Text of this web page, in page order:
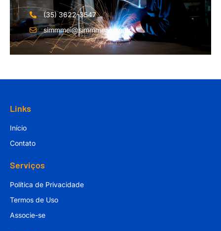
(35) 3622-3547
simmmei@simmmei.com.br
Links
Início
Contato
Serviços
Política de Privacidade
Termos de Uso
Associe-se